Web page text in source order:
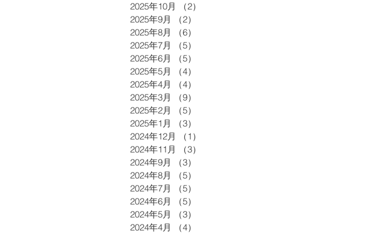
2025年10月
（2）
2025年9月
（2）
2025年8月
（6）
2025年7月
（5）
2025年6月
（5）
2025年5月
（4）
2025年4月
（4）
2025年3月
（9）
2025年2月
（5）
2025年1月
（3）
2024年12月
（1）
2024年11月
（3）
2024年9月
（3）
2024年8月
（5）
2024年7月
（5）
2024年6月
（5）
2024年5月
（3）
2024年4月
（4）